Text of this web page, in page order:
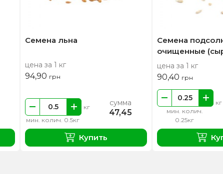
Семена льна
цена за 1 кг
94,90 грн
мин. колич. 0.5кг
кг сумма
47,45
Купить
Семена
очищенные
цена за 1 кг
90,40 грн
мин. колич.
0.25кг
кг